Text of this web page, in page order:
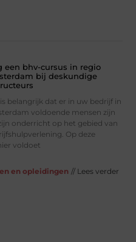
een bhv-cursus in regio
bij deskundige
belangrijk dat er in uw bedrijf in
voldoende mensen zijn
onderricht op het gebied van
Op deze
voldoet
en opleidingen // Lees verder